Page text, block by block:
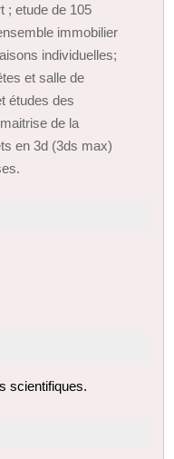
; etude de 105
immobilier
individuelles;
et salle de
études des
de la
en 3d (3ds max)
scientifiques.